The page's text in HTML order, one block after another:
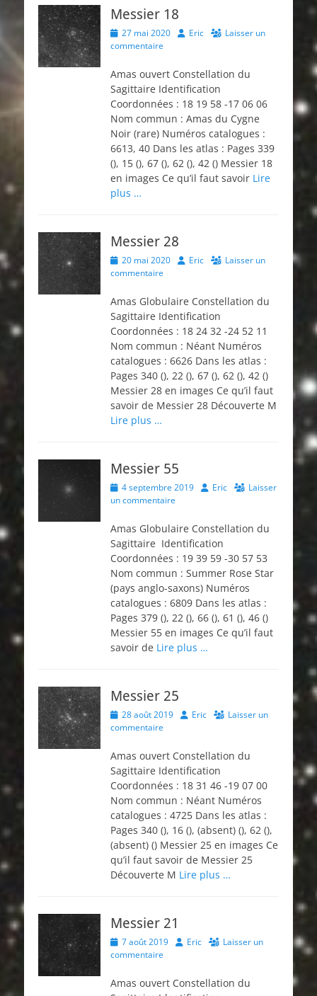
Messier 18
Posted
on
27 mai 2020 Author
Eric
Laisser un
commentaire
Amas ouvert Constellation du
Sagittaire Identification
Coordonnées : 18 19 58 -17 06 06
Nom commun : Amas du Cygne
Noir (rare) Numéros catalogues :
6613, 40 Dans les atlas : Pages 339
(), 15 (), 67 (), 62 (), 42 () Messier 18
en images Ce qu’il faut savoir Lire
plus …
Messier 28
Posted
on
20 mai 2020 Author
Eric
Laisser un
commentaire
Amas Globulaire Constellation du
Sagittaire Identification
Coordonnées : 18 24 32 -24 52 11
Nom commun : Néant Numéros
catalogues : 6626 Dans les atlas :
Pages 340 (), 22 (), 67 (), 62 (), 42 ()
Messier 28 en images Ce qu’il faut
savoir de Messier 28 Découverte M
Lire plus …
Messier 55
Posted
on
4 septembre 2019 Author
Eric
Laisser
un commentaire
Amas Globulaire Constellation du
Sagittaire Identification
Coordonnées : 19 39 59 -30 57 53
Nom commun : Summer Rose Star
(pays anglo-saxons) Numéros
catalogues : 6809 Dans les atlas :
Pages 379 (), 22 (), 66 (), 61 (), 46 ()
Messier 55 en images Ce qu’il faut
savoir de Lire plus …
Messier 25
Posted
on
28 août 2019 Author
Eric
Laisser un
commentaire
Amas ouvert Constellation du
Sagittaire Identification
Coordonnées : 18 31 46 -19 07 00
Nom commun : Néant Numéros
catalogues : 4725 Dans les atlas :
Pages 340 (), 16 (), (absent) (), 62 (),
(absent) () Messier 25 en images Ce
qu’il faut savoir de Messier 25
Découverte M Lire plus …
Messier 21
Posted
on
7 août 2019 Author
Eric
Laisser un
commentaire
Amas ouvert Constellation du